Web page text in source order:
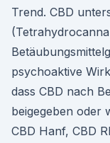
Trend. CBD
psychoaktive
dass CBD nach
beigegeben oder
CBD Hanf, CBD